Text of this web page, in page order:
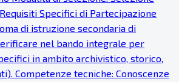
Specifici di Partecipazione
di istruzione secondaria di
nel bando integrale per
in ambito archivistico, storico,
Competenze tecniche: Conoscenze